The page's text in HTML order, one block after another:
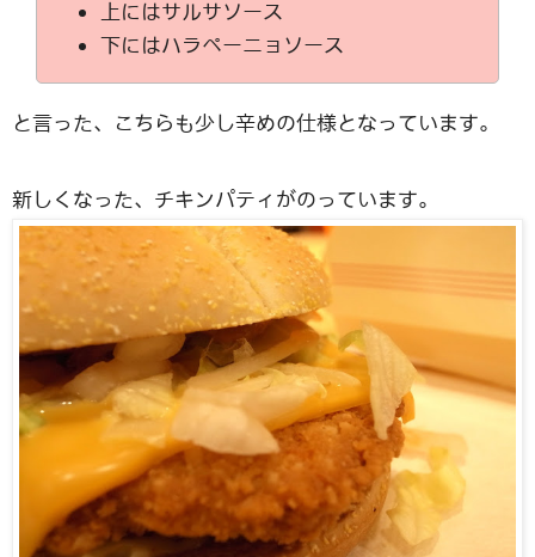
上にはサルサソース
下にはハラペーニョソース
と言った、こちらも少し辛めの仕様となっています。
新しくなった、チキンパティがのっています。